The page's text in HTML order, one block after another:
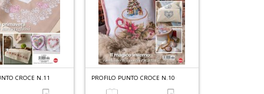
CROCE N.11 PROFILO PUNTO CROCE N.10